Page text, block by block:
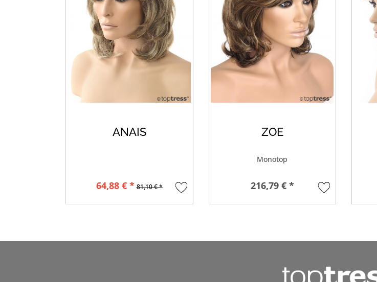
ANAIS
64,88 € * 81,10 € *
ZOE
Monotop
216,79 € *